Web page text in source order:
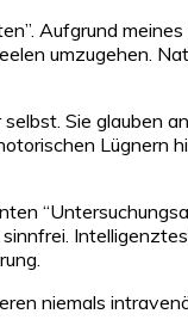
Aufgrund
umzugehen.
Sie glauben
niemals